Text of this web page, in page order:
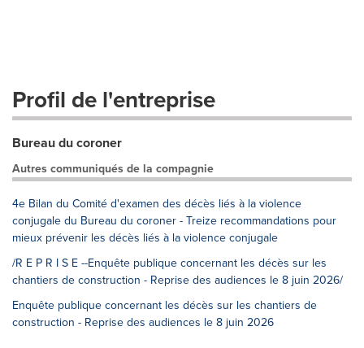
Profil de l'entreprise
Bureau du coroner
Autres communiqués de la compagnie
4e Bilan du Comité d'examen des décès liés à la violence
conjugale du Bureau du coroner - Treize recommandations pour
mieux prévenir les décès liés à la violence conjugale
/R E P R I S E --Enquête publique concernant les décès sur les
chantiers de construction - Reprise des audiences le 8 juin 2026/
Enquête publique concernant les décès sur les chantiers de
construction - Reprise des audiences le 8 juin 2026